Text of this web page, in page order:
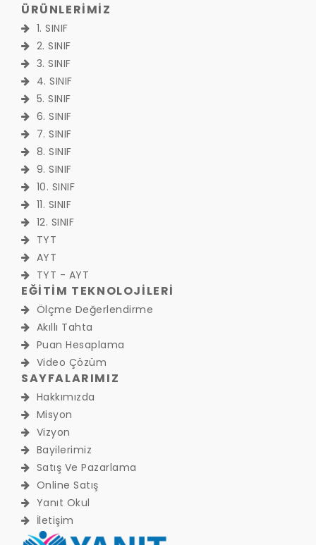
ÜRÜNLERİMİZ
1. SINIF
2. SINIF
3. SINIF
4. SINIF
5. SINIF
6. SINIF
7. SINIF
8. SINIF
9. SINIF
10. SINIF
11. SINIF
12. SINIF
TYT
AYT
TYT - AYT
EĞİTİM TEKNOLOJİLERİ
Ölçme Değerlendirme
Akıllı Tahta
Puan Hesaplama
Video Çözüm
SAYFALARIMIZ
Hakkımızda
Misyon
Vizyon
Bayilerimiz
Satış Ve Pazarlama
Online Satış
Yanıt Okul
İletişim